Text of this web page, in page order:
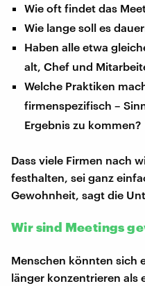
Wie oft findet das
Wie lange soll es
Haben alle etwa
alt, Chef und
Welche Praktiken
firmenspezifisch –
Ergebnis zu kommen?
Dass viele Firmen nach
festhalten, sei ganz
Gewohnheit, sagt die
Wir sind Meetings
Menschen könnten sich
länger konzentrieren als